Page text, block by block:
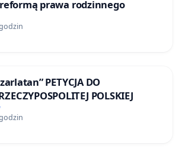
prawa rodzinnego
PETYCJA DO
POLSKIEJ